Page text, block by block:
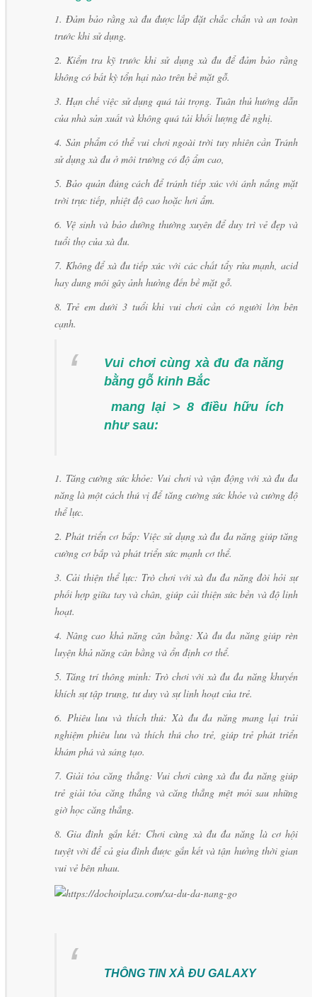
1. Đảm bảo rằng xà đu được lắp đặt chắc chắn và an toàn
trước khi sử dụng.
2. Kiểm tra kỹ trước khi sử dụng xà đu để đảm bảo rằng
không có bất kỳ tổn hại nào trên bề mặt gỗ.
3. Hạn chế việc sử dụng quá tải trọng. Tuân thủ hướng dẫn
của nhà sản xuất và không quá tải khối lượng đề nghị.
4. Sản phẩm có thể vui chơi ngoài trời tuy nhiên cần Tránh
sử dụng xà đu ở môi trường có độ ẩm cao,
5. Bảo quản đúng cách để tránh tiếp xúc với ánh nắng mặt
trời trực tiếp, nhiệt độ cao hoặc hơi ẩm.
6. Vệ sinh và bảo dưỡng thường xuyên để duy trì vẻ đẹp và
tuổi thọ của xà đu.
7. Không để xà đu tiếp xúc với các chất tẩy rửa mạnh, acid
hay dung môi gây ảnh hưởng đến bề mặt gỗ.
8. Trẻ em dưới 3 tuổi khi vui chơi cần có người lớn bên
cạnh.
Vui chơi cùng xà đu đa năng
bằng gỗ kinh Bắc
mang lại > 8 điều hữu ích
như sau:
1. Tăng cường sức khỏe: Vui chơi và vận động với xà đu đa
năng là một cách thú vị để tăng cường sức khỏe và cường độ
thể lực.
2. Phát triển cơ bắp: Việc sử dụng xà đu đa năng giúp tăng
cường cơ bắp và phát triển sức mạnh cơ thể.
3. Cải thiện thể lực: Trò chơi với xà đu đa năng đòi hỏi sự
phối hợp giữa tay và chân, giúp cải thiện sức bền và độ linh
hoạt.
4. Nâng cao khả năng cân bằng: Xà đu đa năng giúp rèn
luyện khả năng cân bằng và ổn định cơ thể.
5. Tăng trí thông minh: Trò chơi với xà đu đa năng khuyến
khích sự tập trung, tư duy và sự linh hoạt của trẻ.
6. Phiêu lưu và thích thú: Xà đu đa năng mang lại trải
nghiệm phiêu lưu và thích thú cho trẻ, giúp trẻ phát triển
khám phá và sáng tạo.
7. Giải tỏa căng thẳng: Vui chơi cùng xà đu đa năng giúp
trẻ giải tỏa căng thẳng và căng thẳng mệt mỏi sau những
giờ học căng thẳng.
8. Gia đình gắn kết: Chơi cùng xà đu đa năng là cơ hội
tuyệt vời để cả gia đình được gắn kết và tận hưởng thời gian
vui vẻ bên nhau.
THÔNG TIN XÀ ĐU GALAXY